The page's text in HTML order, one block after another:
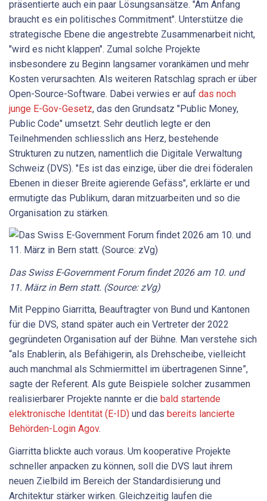
präsentierte auch ein paar Lösungsansätze. "Am Anfang
braucht es ein politisches Commitment". Unterstütze die
strategische Ebene die angestrebte Zusammenarbeit nicht,
"wird es nicht klappen". Zumal solche Projekte
insbesondere zu Beginn langsamer vorankämen und mehr
Kosten verursachten. Als weiteren Ratschlag sprach er über
Open-Source-Software. Dabei verwies er auf das noch
junge E-Gov-Gesetz, das den Grundsatz "Public Money,
Public Code" umsetzt. Sehr deutlich legte er den
Teilnehmenden schliesslich ans Herz, bestehende
Strukturen zu nutzen, namentlich die Digitale Verwaltung
Schweiz (DVS). "Es ist das einzige, über die drei föderalen
Ebenen in dieser Breite agierende Gefäss", erklärte er und
ermutigte das Publikum, daran mitzuarbeiten und so die
Organisation zu stärken.
Das Swiss E-Government Forum findet 2026 am 10. und
11. März in Bern statt. (Source: zVg)
Mit Peppino Giarritta, Beauftragter von Bund und Kantonen
für die DVS, stand später auch ein Vertreter der 2022
gegründeten Organisation auf der Bühne. Man verstehe sich
“als Enablerin, als Befähigerin, als Drehscheibe, vielleicht
auch manchmal als Schmiermittel im übertragenen Sinne”,
sagte der Referent. Als gute Beispiele solcher zusammen
realisierbarer Projekte nannte er die bald startende
elektronische Identität (E-ID) und das bereits lancierte
Behörden-Login Agov.
Giarritta blickte auch voraus. Um kooperative Projekte
schneller anpacken zu können, soll die DVS laut ihrem
neuen Zielbild im Bereich der Standardisierung und
Architektur stärker wirken. Gleichzeitig laufen die